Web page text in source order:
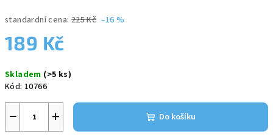
standardní cena: 225 Kč –16 %
189 Kč
cena:
Skladem (>5 ks)
Kód: 10766
+
− Do košíku